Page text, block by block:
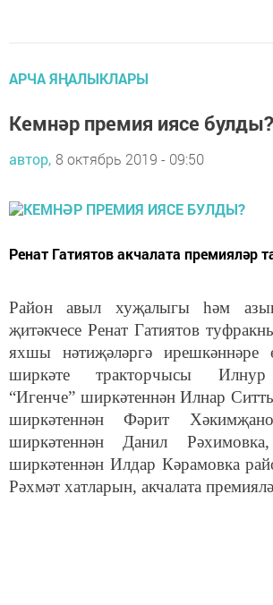
АРЧА ЯҢАЛЫКЛАРЫ
Кемнәр премия иясе булды?
автор, 8 октябрь 2019 - 09:50
Ренат Гатиятов акчалата премияләр
Район авыл хуҗалыгы һәм
җитәкчесе Ренат Гатиятов
яхшы нәтиҗәләргә
ширкәте тракторчысы Илнур
“Игенче” ширкәтеннән Илнар
ширкәтеннән Фәрит
ширкәтеннән Данил
ширкәтеннән Илдар Кәрамовка
Рәхмәт хатларын, акчалата